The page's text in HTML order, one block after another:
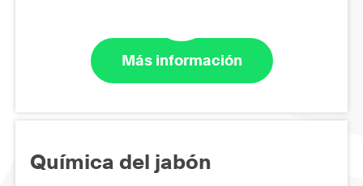
Más información
Química del jabón